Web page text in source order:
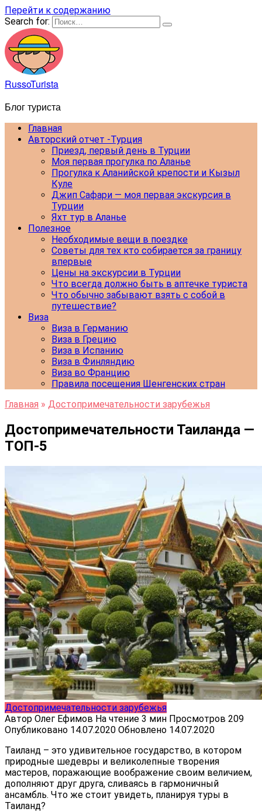
Перейти к содержанию
Search for:
RussoTurista
Блог туриста
Главная
Авторский отчет -Турция
Приезд, первый день в Турции
Моя первая прогулка по Аланье
Прогулка к Аланийской крепости и Кызыл
Куле
Джип Сафари — моя первая экскурсия в
Турции
Яхт тур в Аланье
Полезное
Необходимые вещи в поездке
Советы для тех кто собирается за границу
впервые
Цены на экскурсии в Турции
Что всегда должно быть в аптечке туриста
Что обычно забывают взять с собой в
путешествие?
Виза
Виза в Германию
Виза в Грецию
Виза в Испанию
Виза в Финляндию
Виза во Францию
Правила посещения Шенгенских стран
Главная » Достопримечательности зарубежья
Достопримечательности Таиланда —
ТОП-5
Достопримечательности зарубежья
Автор Олег Ефимов На чтение 3 мин Просмотров 209
Опубликовано 14.07.2020 Обновлено 14.07.2020
Таиланд – это удивительное государство, в котором
природные шедевры и великолепные творения
мастеров, поражающие воображение своим величием,
дополняют друг друга, сливаясь в гармоничный
ансамбль. Что же стоит увидеть, планируя туры в
Таиланд?